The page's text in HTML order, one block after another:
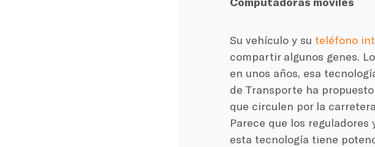
Su vehículo y su teléfono
compartir algunos genes.
en unos años, esa
de Transporte ha
que circulen por la
Parece que los
esta tecnología tiene